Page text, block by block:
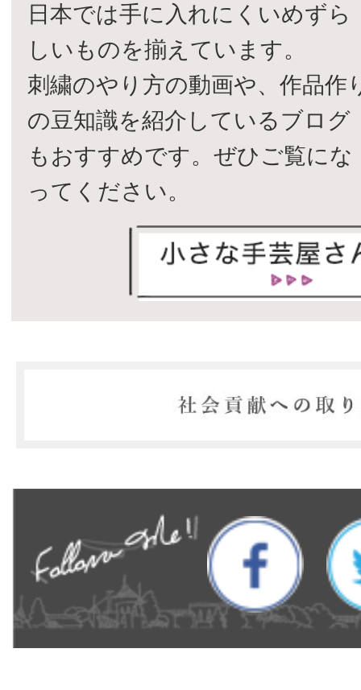
日本では手に入れにくいめずら
しいものを揃えています。
刺繍のやり方の動画や、作品作
の豆知識を紹介しているブログ
もおすすめです。ぜひご覧にな
ってください。